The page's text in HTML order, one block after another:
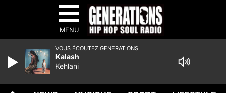
MENU
VOUS ÉCOUTEZ GENERATIONS
Kalash
Kehlani